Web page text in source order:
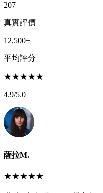
207
真實評價
12,500+
平均評分
★★★★★
4.9/5.0
薩拉M.
★★★★★